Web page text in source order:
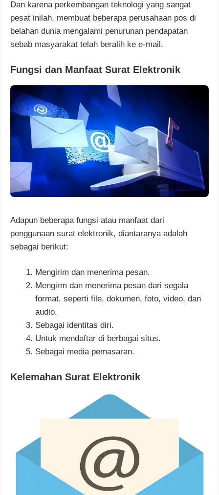
Dan karena perkembangan teknologi yang sangat
pesat inilah, membuat beberapa perusahaan pos di
belahan dunia mengalami penurunan pendapatan
sebab masyarakat telah beralih ke e-mail.
Fungsi dan Manfaat Surat Elektronik
Adapun beberapa fungsi atau manfaat dari
penggunaan surat elektronik, diantaranya adalah
sebagai berikut:
Mengirim dan menerima pesan.
Mengirm dan menerima pesan dari segala
format, seperti file, dokumen, foto, video, dan
audio.
Sebagai identitas diri.
Untuk mendaftar di berbagai situs.
Sebagai media pemasaran.
Kelemahan Surat Elektronik